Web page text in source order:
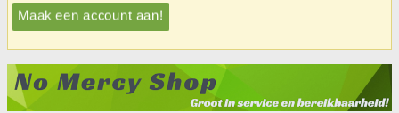
Maak een account aan!